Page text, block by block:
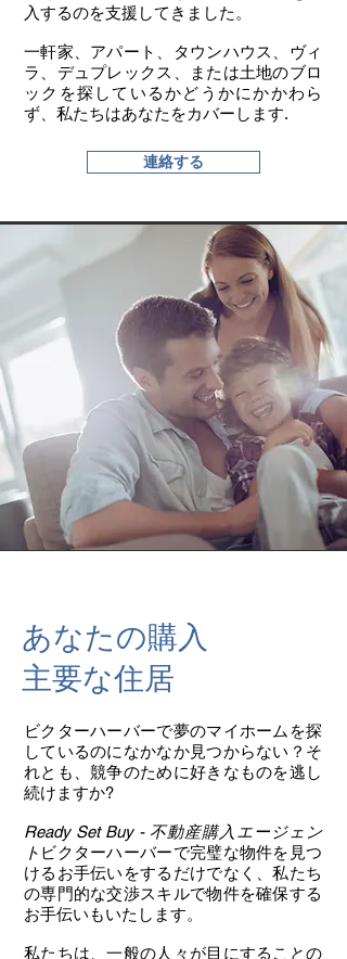
入するのを支援してきました。
一軒家、アパート、タウンハウス、ヴィ
ラ、デュプレックス、または土地のブロ
ックを探しているかどうかにかかわら
ず、私たちはあなたをカバーします.​
連絡する
あなたの購入
主要な住居
ビクターハーバーで夢のマイホームを探
しているのになかなか見つからない？そ
れとも、競争のために好きなものを逃し
続けますか?
Ready Set Buy - 不動産購入エージェン
ト ビクターハーバーで完璧な物件を見つ
けるお手伝いをするだけでなく、私たち
の専門的な交渉スキルで物件を確保する
お手伝いもいたします。
私たちは、一般の人々が目にすることの